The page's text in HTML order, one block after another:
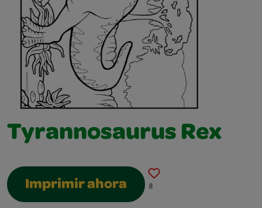
Tyrannosaurus Rex
Imprimir ahora 8